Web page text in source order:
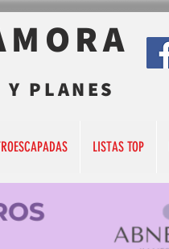
PLANES
LISTAS TOP